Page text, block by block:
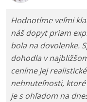
Hodnotíme veľmi
náš dopyt priam
bola na dovolenke.
dohodla v
ceníme jej
nehnuteľnosti,
je s ohľadom na